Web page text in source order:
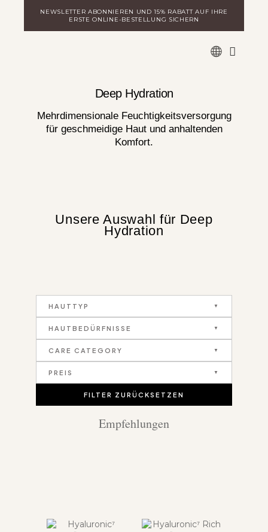
InhaltNEWSLETTER ABONNIEREN UND 15% RABATT AUF IHRE
ERSTE ONLINE-BESTELLUNG SICHERN
Deep Hydration
Mehrdimensionale Feuchtigkeitsversorgung
für geschmeidige Haut und anhaltenden
Komfort.
Unsere Auswahl für Deep
Hydration
HAUTTYP
HAUTBEDÜRFNISSE
CARE CATEGORY
PREIS
FILTER ZURÜCKSETZEN
Empfehlungen